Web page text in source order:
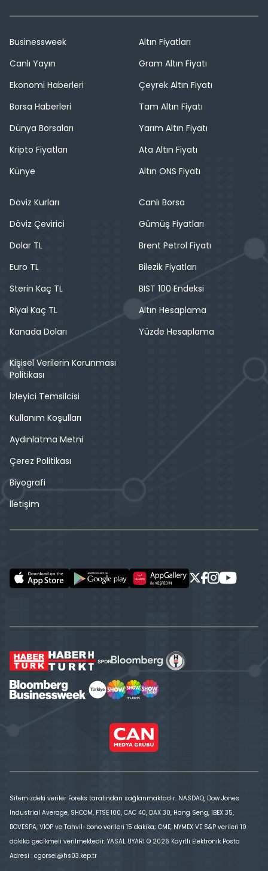
Businessweek
Canlı Yayın
Ekonomi Haberleri
Borsa Haberleri
Dünya Borsaları
Kripto Fiyatları
Künye
Altın Fiyatları
Gram Altın Fiyatı
Çeyrek Altın Fiyatı
Tam Altın Fiyatı
Yarım Altın Fiyatı
Ata Altın Fiyatı
Altın ONS Fiyatı
Döviz Kurları
Döviz Çevirici
Dolar TL
Euro TL
Sterin Kaç TL
Riyal Kaç TL
Kanada Doları
Canlı Borsa
Gümüş Fiyatları
Brent Petrol Fiyatı
Bilezik Fiyatları
BIST 100 Endeksi
Altın Hesaplama
Yüzde Hesaplama
Kişisel Verilerin Korunması
Politikası
İzleyici Temsilcisi
Kullanım Koşulları
Aydınlatma Metni
Çerez Politikası
Biyografi
İletişim
Sitemizdeki veriler Foreks tarafından sağlanmaktadır. NASDAQ, Dow Jones
Industrial Average, SHCOM, FTSE 100, CAC 40, DAX 30, Hang Seng, IBEX 35,
BOVESPA, VİOP ve Tahvil-bono verileri 15 dakika; CME, NYMEX VE S&P verileri 10
dakika gecikmeli verilmektedir. YASAL UYARI © 2026 Kayıtlı Elektronik Posta
Adresi : cgorsel@hs03.kep.tr